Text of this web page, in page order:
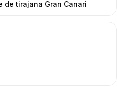
de tirajana Gran Canari